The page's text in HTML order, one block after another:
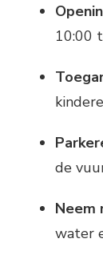
10:00
de
Neem
water